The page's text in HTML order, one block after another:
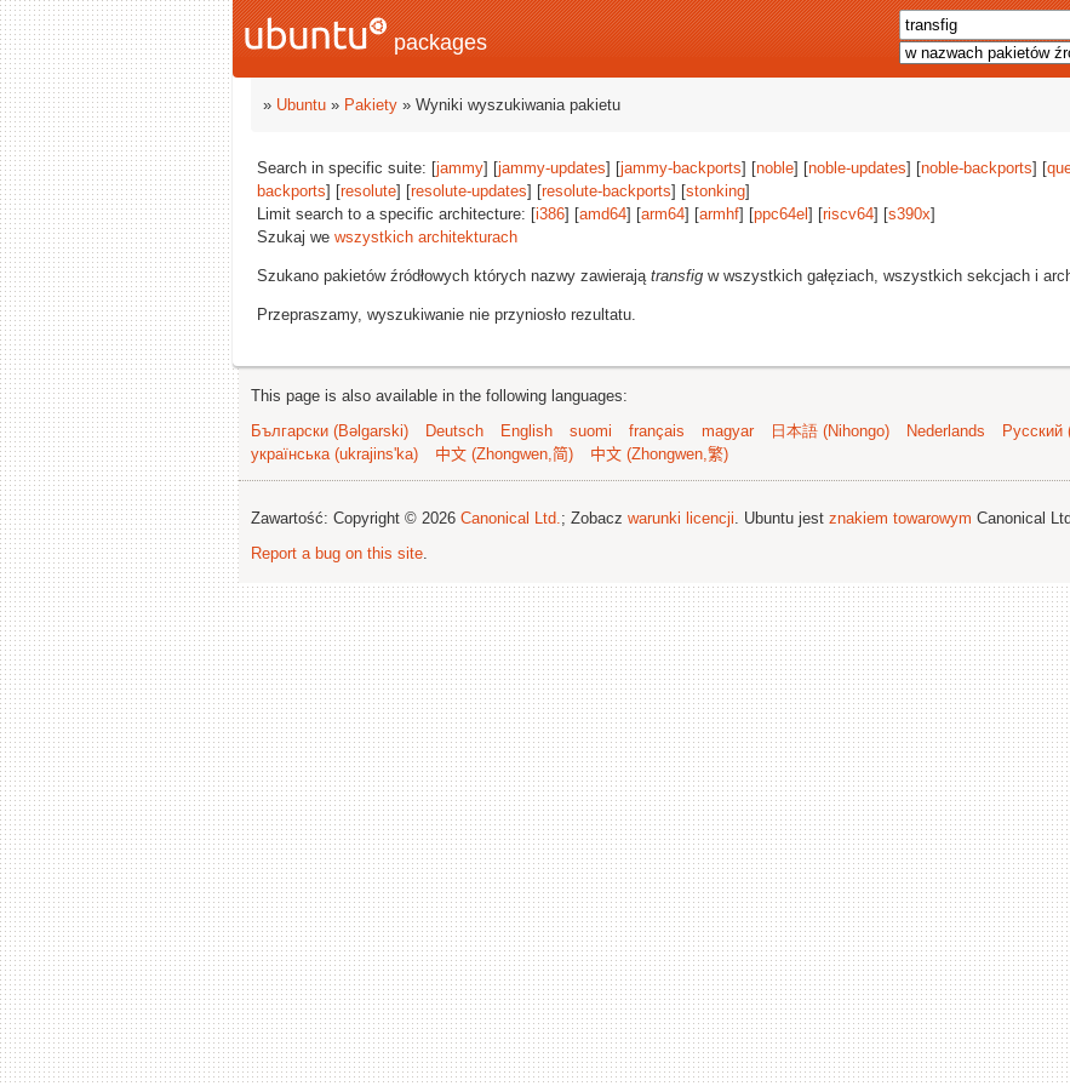
packages
» Ubuntu » Pakiety » Wyniki wyszukiwania pakietu
Search in specific suite: [jammy] [jammy-updates] [jammy-backports] [noble] [noble-updates] [noble-backports] [
backports] [resolute] [resolute-updates] [resolute-backports] [stonking]
Limit search to a specific architecture: [i386] [amd64] [arm64] [armhf] [ppc64el ] [riscv64] [s390x]
Szukaj we wszystkich architekturach
Szukano pakietów źródłowych których nazwy zawierają transfig w wszystkich gałęziach, wszystkich sekcjach i
Przepraszamy, wyszukiwanie nie przyniosło rezultatu.
This page is also available in the following languages:
Български (Bəlgarski)
Deutsch English suomi français magyar 日本語 (Nihongo) Nederlands Русский
українська (ukrajins'ka)
中文 (Zhongwen,简) 中文 (Zhongwen,繁)
Zawartość: Copyright © 2026 Canonical Ltd.; Zobacz warunki licencji. Ubuntu jest znakiem towarowym Canonical
Report a bug on this site.